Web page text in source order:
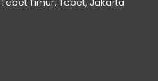
Tebet Timur, Tebet, Jakarta